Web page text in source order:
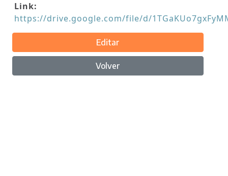
Link:
https://drive.google.com/file/d/
Editar
Volver